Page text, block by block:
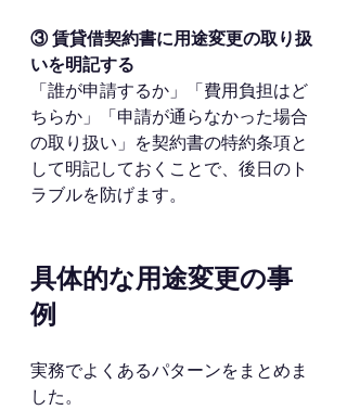
③ 賃貸借契約書に用途変更の取り扱
いを明記する
「誰が申請するか」「費用負担はど
ちらか」「申請が通らなかった場合
の取り扱い」を契約書の特約条項と
して明記しておくことで、後日のト
ラブルを防げます。
具体的な用途変更の事
例
実務でよくあるパターンをまとめま
した。